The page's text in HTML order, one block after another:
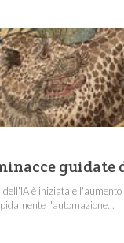
guidate
è iniziata e
l'automazione...